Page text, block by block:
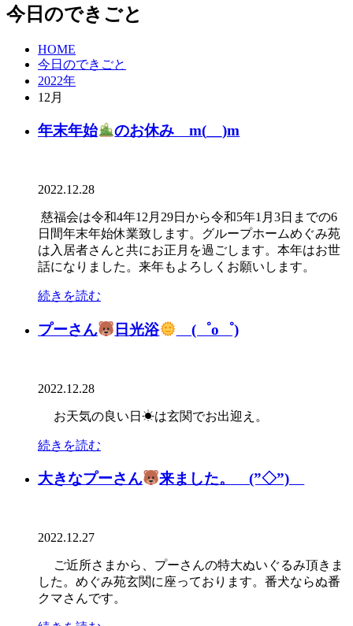
今日のできごと
HOME
今日のできごと
2022年
12月
年末年始 のお休み m(__)m
2022.12.28
慈福会は令和4年12月29日から令和5年1月3日までの6
日間年末年始休業致します。グループホームめぐみ苑
は入居者さんと共にお正月を過ごします。本年はお世
話になりました。来年もよろしくお願いします。
続きを読む
プーさん 日光浴 (゜o゜)
2022.12.28
お天気の良い日☀は玄関でお出迎え。
続きを読む
大きなプーさん 来ました。 (”◇”)ゞ
2022.12.27
ご近所さまから、プーさんの特大ぬいぐるみ頂きま
した。めぐみ苑玄関に座っております。番犬ならぬ番
クマさんです。